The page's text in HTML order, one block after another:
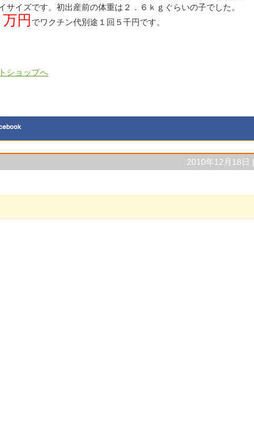
イズです。初出産前の体重は２．６ｋｇぐらいの子でした。
万円でワクチン代別途１回５千円です。
2010年12月18日 |